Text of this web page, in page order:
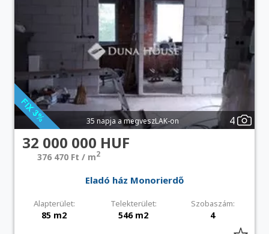
35 napja a megveszLAK-on 4
32 000 000 HUF
376 470 Ft / m2
Eladó ház Monorierdő
Alapterület: Telekterület: Szobaszám:
85 m2 546 m2 4